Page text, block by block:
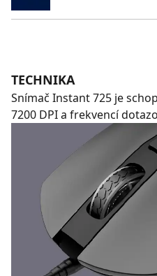
TECHNIKA
Snímač Instant 725 je
7200 DPI a frekvencí